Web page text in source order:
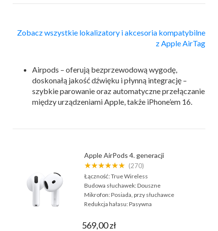
Zobacz wszystkie lokalizatory i akcesoria kompatybilne
z Apple AirTag
Airpods – oferują bezprzewodową wygodę,
doskonałą jakość dźwięku i płynną integrację –
szybkie parowanie oraz automatyczne przełączanie
między urządzeniami Apple, także iPhone’em 16.
Apple AirPods 4. generacji
★★★★★★ (270)
Łączność:True Wireless
Budowa słuchawek:Douszne
Mikrofon:Posiada, przy słuchawce
Redukcja hałasu:Pasywna
569,00 zł